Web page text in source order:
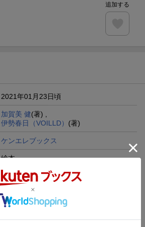
追加する
2021年01月23日頃
加賀美 健(著) ,
伊勢春日（VOILLD） (著)
ケンエレブックス
絵本
44p
3~5歳